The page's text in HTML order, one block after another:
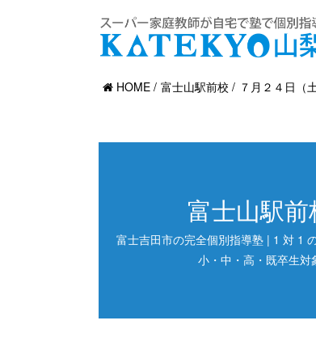
HOME
富士山駅前校 ７月２４日（
富士山駅前
富士吉田市の完全個別指導塾 | 1 対 1
小・中・高・既卒生対